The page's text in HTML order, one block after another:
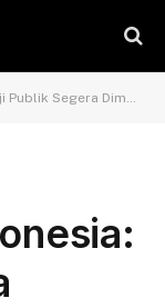
Segera Dimulai!